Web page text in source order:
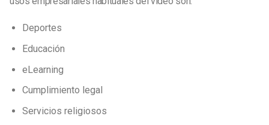
Deportes
Educación
eLearning
Cumplimiento legal
Servicios religiosos